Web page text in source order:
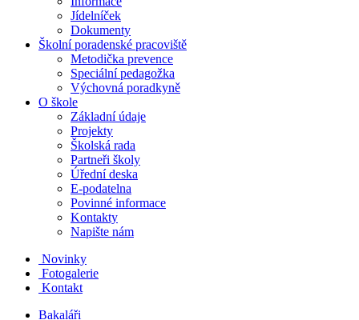
Jídelníček
Dokumenty
Školní poradenské pracoviště
Metodička prevence
Speciální pedagožka
Výchovná poradkyně
O škole
Základní údaje
Projekty
Školská rada
Partneři školy
Úřední deska
E-podatelna
Povinné informace
Kontakty
Napište nám
Novinky
Fotogalerie
Kontakt
Bakaláři